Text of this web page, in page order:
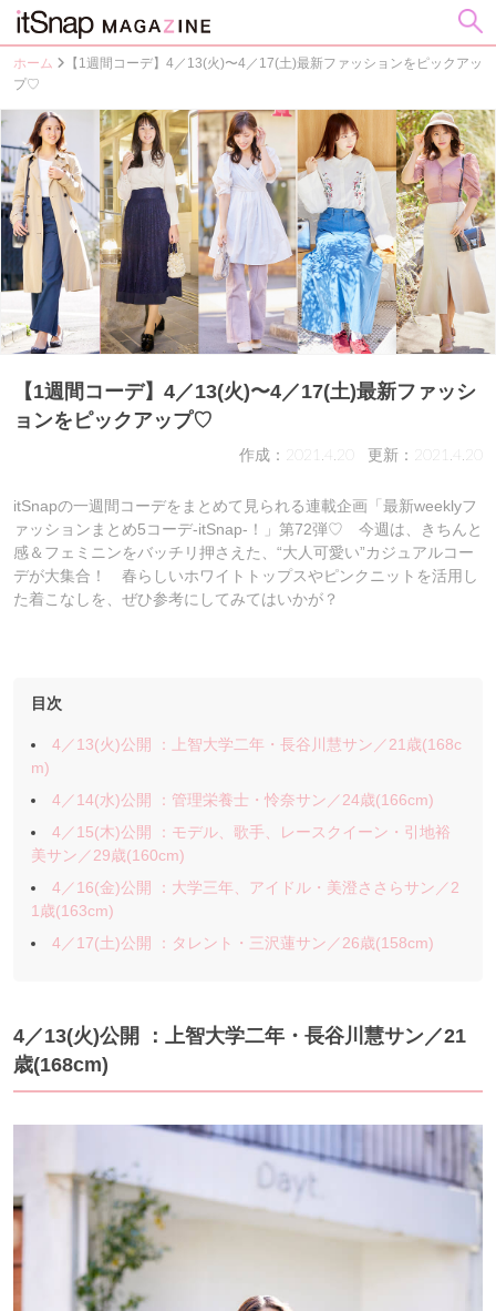
ホーム
【1週間コーデ】4／13(火)〜4／17(土)最新ファッションをピックアッ
プ♡
【1週間コーデ】4／13(火)〜4／17(土)最新ファッシ
ョンをピックアップ♡
作成：2021.4.20 更新：2021.4.20
itSnapの一週間コーデをまとめて見られる連載企画「最新weeklyフ
ァッションまとめ5コーデ-itSnap-！」第72弾♡ 今週は、きちんと
感＆フェミニンをバッチリ押さえた、“大人可愛い”カジュアルコー
デが大集合！ 春らしいホワイトトップスやピンクニットを活用し
た着こなしを、ぜひ参考にしてみてはいかが？
目次
4／13(火)公開 ：上智大学二年・長谷川慧サン／21歳(168c
m)
4／14(水)公開 ：管理栄養士・怜奈サン／24歳(166cm)
4／15(木)公開 ：モデル、歌手、レースクイーン・引地裕
美サン／29歳(160cm)
4／16(金)公開 ：大学三年、アイドル・美澄ささらサン／2
1歳(163cm)
4／17(土)公開 ：タレント・三沢蓮サン／26歳(158cm)
4／13(火)公開 ：上智大学二年・長谷川慧サン／21
歳(168cm)